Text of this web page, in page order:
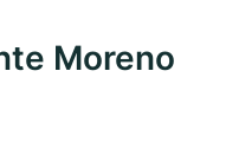
Moreno